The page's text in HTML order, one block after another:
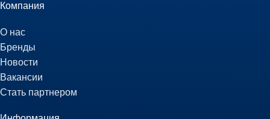
Компания
О нас
Бренды
Новости
Вакансии
Стать партнером